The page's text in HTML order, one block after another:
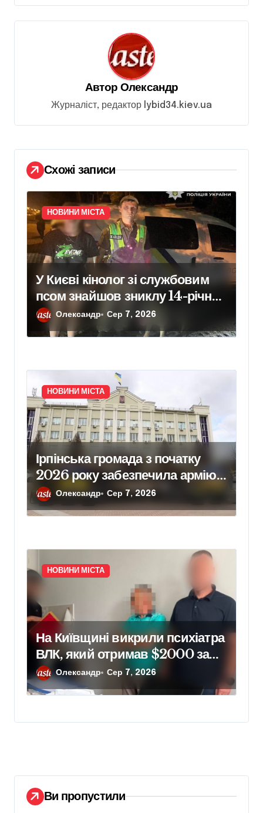
а
ц
п
с
і
в
Автор Олександр
Журналіст, редактор lybid34.kiev.ua
Схожі записи
НОВИНИ МІСТА
У Києві кінолог зі службовим
псом знайшов зниклу 14-річну
школярку
Олександр Сер 7, 2026
НОВИНИ МІСТА
Ірпінська громада з початку
2026 року забезпечила армію
640 одиницями техніки
Олександр Сер 7, 2026
НОВИНИ МІСТА
На Київщині викрили психіатра
ВЛК, який отримав $2000 за
фіктивний діагноз
Олександр Сер 7, 2026
Ви пропустили